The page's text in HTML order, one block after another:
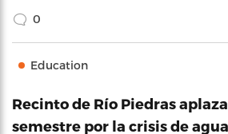
0
Education
Recinto de Río Piedras
semestre por la crisis de agua